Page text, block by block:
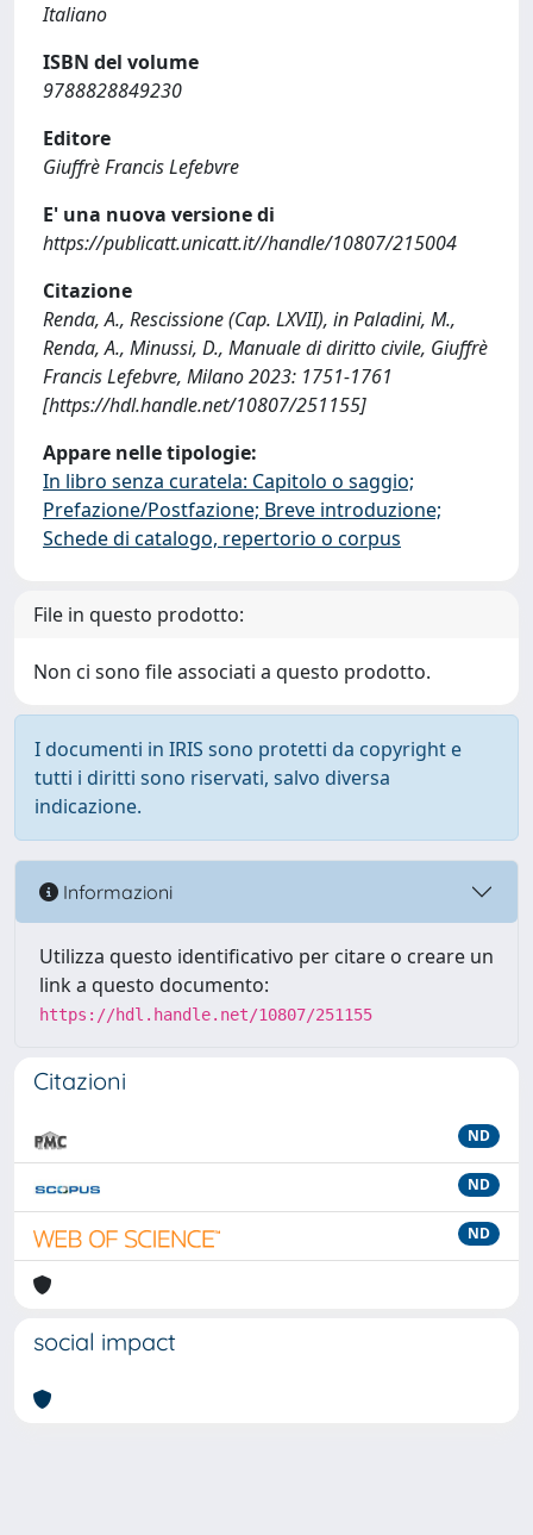
Italiano
ISBN del volume
9788828849230
Editore
Giuffrè Francis Lefebvre
E' una nuova versione di
https://publicatt.unicatt.it//handle/10807/215004
Citazione
Renda, A., Rescissione (Cap. LXVII), in Paladini, M.,
Renda, A., Minussi, D., Manuale di diritto civile, Giuffrè
Francis Lefebvre, Milano 2023: 1751-1761
[https://hdl.handle.net/10807/251155]
Appare nelle tipologie:
In libro senza curatela: Capitolo o saggio;
Prefazione/Postfazione; Breve introduzione;
Schede di catalogo, repertorio o corpus
File in questo prodotto:
Non ci sono file associati a questo prodotto.
I documenti in IRIS sono protetti da copyright e
tutti i diritti sono riservati, salvo diversa
indicazione.
Informazioni
Utilizza questo identificativo per citare o creare un
link a questo documento:
https://hdl.handle.net/10807/251155
Citazioni
ND
ND
ND
social impact